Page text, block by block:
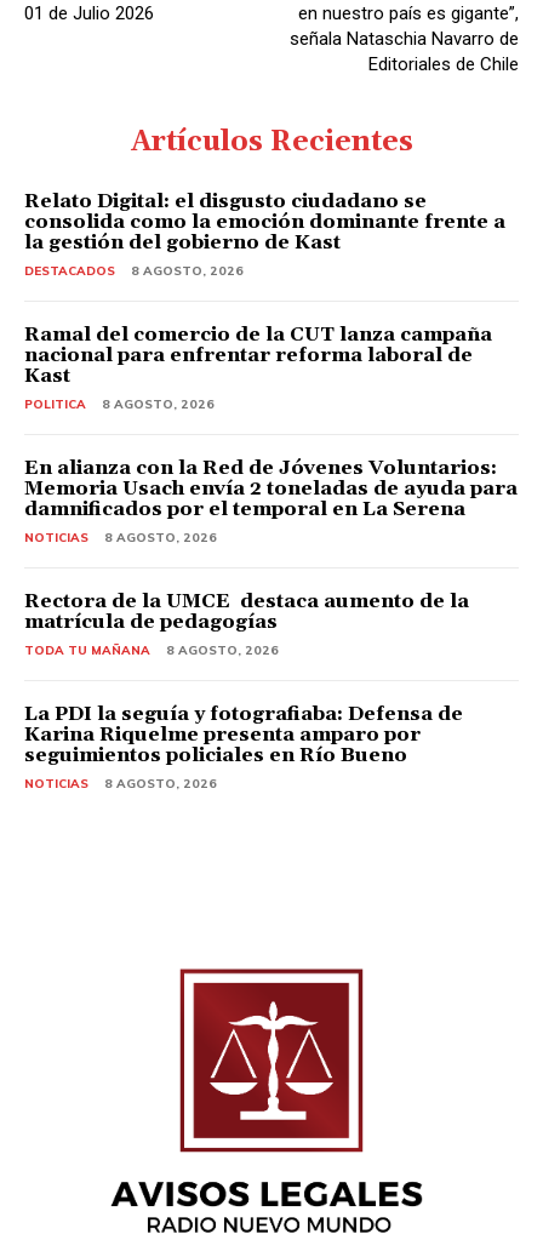
01 de Julio 2026
en nuestro país es gigante”,
señala Nataschia Navarro de
Editoriales de Chile
Artículos Recientes
Relato Digital: el disgusto ciudadano se
consolida como la emoción dominante frente a
la gestión del gobierno de Kast
DESTACADOS 8 AGOSTO, 2026
Ramal del comercio de la CUT lanza campaña
nacional para enfrentar reforma laboral de
Kast
POLITICA 8 AGOSTO, 2026
En alianza con la Red de Jóvenes Voluntarios:
Memoria Usach envía 2 toneladas de ayuda para
damnificados por el temporal en La Serena
NOTICIAS 8 AGOSTO, 2026
Rectora de la UMCE destaca aumento de la
matrícula de pedagogías
TODA TU MAÑANA 8 AGOSTO, 2026
La PDI la seguía y fotografiaba: Defensa de
Karina Riquelme presenta amparo por
seguimientos policiales en Río Bueno
NOTICIAS 8 AGOSTO, 2026